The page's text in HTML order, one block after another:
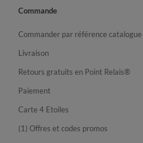
Commande
Commander par référence catalogue
Livraison
Retours gratuits en Point Relais®
Paiement
Carte 4 Etoiles
(1) Offres et codes promos